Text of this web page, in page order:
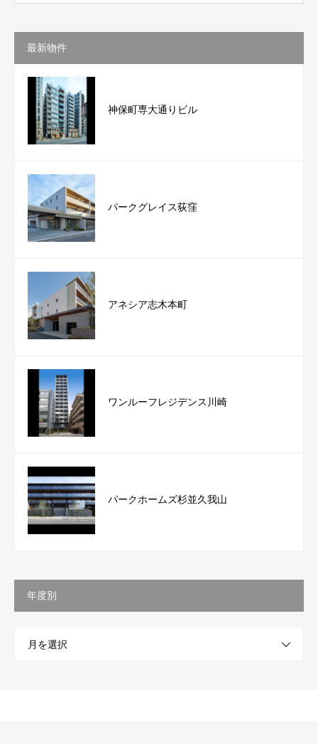
最新物件
神保町専大通りビル
パークグレイス荻窪
アネシア志木本町
ワンルーフレジデンス川崎
パークホームズ杉並久我山
年度別
月を選択